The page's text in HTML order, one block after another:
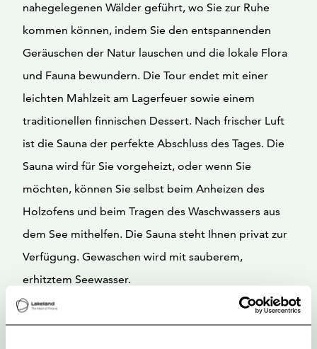
nahegelegenen Wälder geführt, wo Sie zur Ruhe
kommen können, indem Sie den entspannenden
Geräuschen der Natur lauschen und die lokale Flora
und Fauna bewundern. Die Tour endet mit einer
leichten Mahlzeit am Lagerfeuer sowie einem
traditionellen finnischen Dessert. Nach frischer Luft
ist die Sauna der perfekte Abschluss des Tages. Die
Sauna wird für Sie vorgeheizt, oder wenn Sie
möchten, können Sie selbst beim Anheizen des
Holzofens und beim Tragen des Waschwassers aus
dem See mithelfen. Die Sauna steht Ihnen privat zur
Verfügung. Gewaschen wird mit sauberem,
erhitztem Seewasser.